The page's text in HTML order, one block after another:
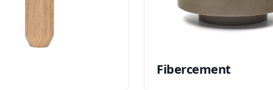
Fibercement